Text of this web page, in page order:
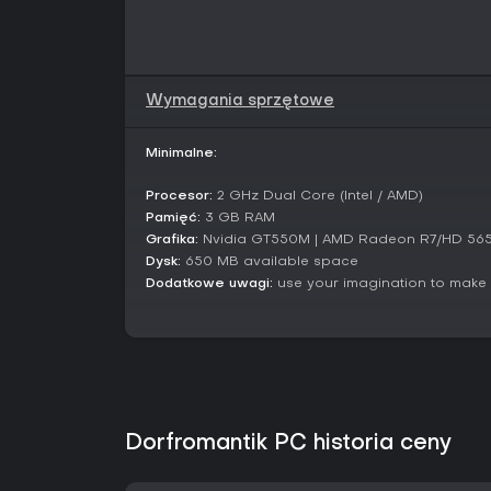
Wymagania sprzętowe
Minimalne:
Procesor: 2 GHz Dual Core (Intel / AMD)
Pamięć: 3 GB RAM
Grafika: Nvidia GT550M | AMD Radeon R7/HD
Dysk: 650 MB available space
Dodatkowe uwagi: use your imagination to
Dorfromantik PC historia ceny